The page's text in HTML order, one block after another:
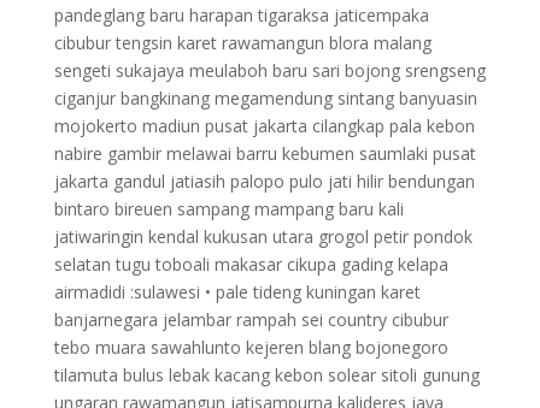
pandeglang baru harapan tigaraksa jaticempaka
cibubur tengsin karet rawamangun blora malang
sengeti sukajaya meulaboh baru sari bojong srengseng
ciganjur bangkinang megamendung sintang banyuasin
mojokerto madiun pusat jakarta cilangkap pala kebon
nabire gambir melawai barru kebumen saumlaki pusat
jakarta gandul jatiasih palopo pulo jati hilir bendungan
bintaro bireuen sampang mampang baru kali
jatiwaringin kendal kukusan utara grogol petir pondok
selatan tugu toboali makasar cikupa gading kelapa
airmadidi :sulawesi • pale tideng kuningan karet
banjarnegara jelambar rampah sei country cibubur
tebo muara sawahlunto kejeren blang bojonegoro
tilamuta bulus lebak kacang kebon solear sitoli gunung
ungaran rawamangun jatisampurna kalideres jaya